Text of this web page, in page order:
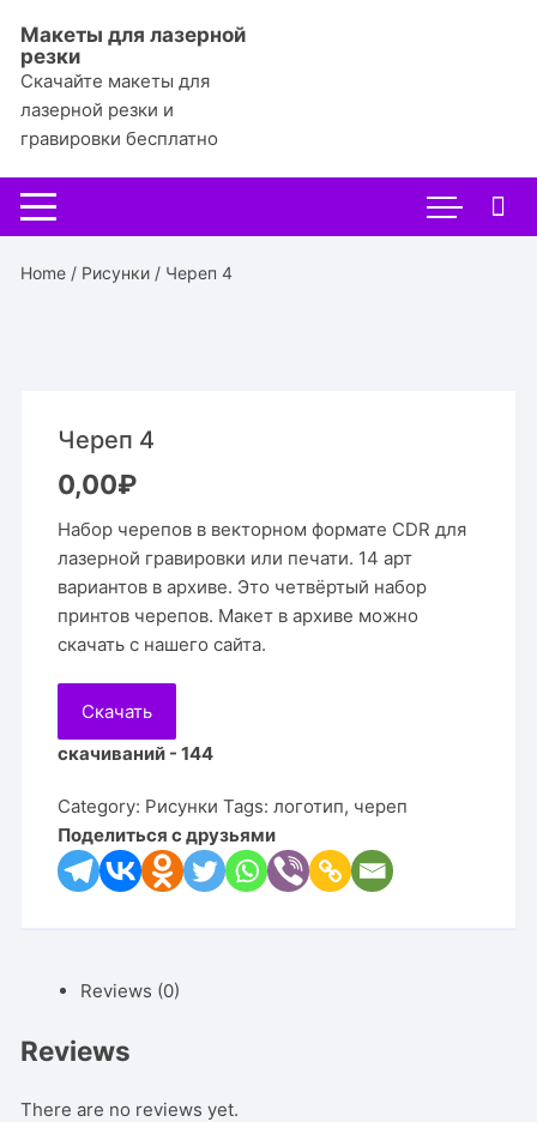
содержимому
Макеты для лазерной
резки
Скачайте макеты для
лазерной резки и
гравировки бесплатно
Home / Рисунки / Череп 4
Череп 4
0,00₽
Набор черепов в векторном формате CDR для
лазерной гравировки или печати. 14 арт
вариантов в архиве. Это четвёртый набор
принтов черепов. Макет в архиве можно
скачать с нашего сайта.
Скачать
скачиваний - 144
Category: Рисунки Tags:логотип, череп
Поделиться с друзьями
Reviews (0)
Reviews
There are no reviews yet.